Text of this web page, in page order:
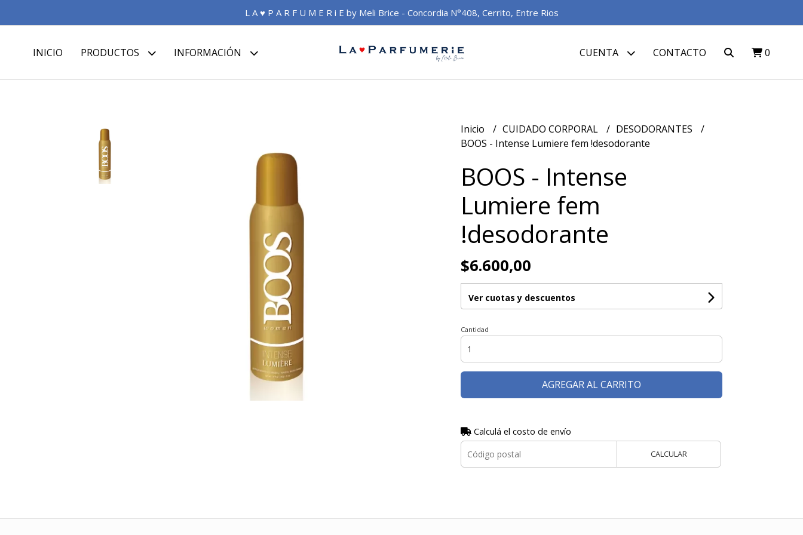
L A ♥ P A R F U M E R i E by Meli Brice - Concordia N°408, Cerrito, Entre Rios
INICIO PRODUCTOS INFORMACIÓN CUENTA CONTACTO 0
Inicio CUIDADO CORPORAL
DESODORANTES
BOOS - Intense Lumiere fem !desodorante
BOOS - Intense
Lumiere fem
!desodorante
$6.600,00
Ver cuotas y descuentos
Cantidad
AGREGAR AL CARRITO
Calculá el costo de envío
CALCULAR